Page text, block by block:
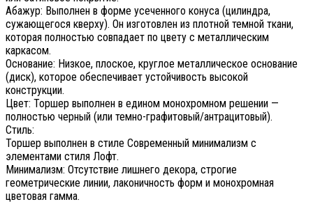
Абажур: Выполнен в форме усеченного конуса (цилиндра,
сужающегося кверху). Он изготовлен из плотной темной ткани,
которая полностью совпадает по цвету с металлическим
каркасом.
Основание: Низкое, плоское, круглое металлическое основание
(диск), которое обеспечивает устойчивость высокой
конструкции.
Цвет: Торшер выполнен в едином монохромном решении —
полностью черный (или темно-графитовый/антрацитовый).
Стиль:
Торшер выполнен в стиле Современный минимализм с
элементами стиля Лофт.
Минимализм: Отсутствие лишнего декора, строгие
геометрические линии, лаконичность форм и монохромная
цветовая гамма.